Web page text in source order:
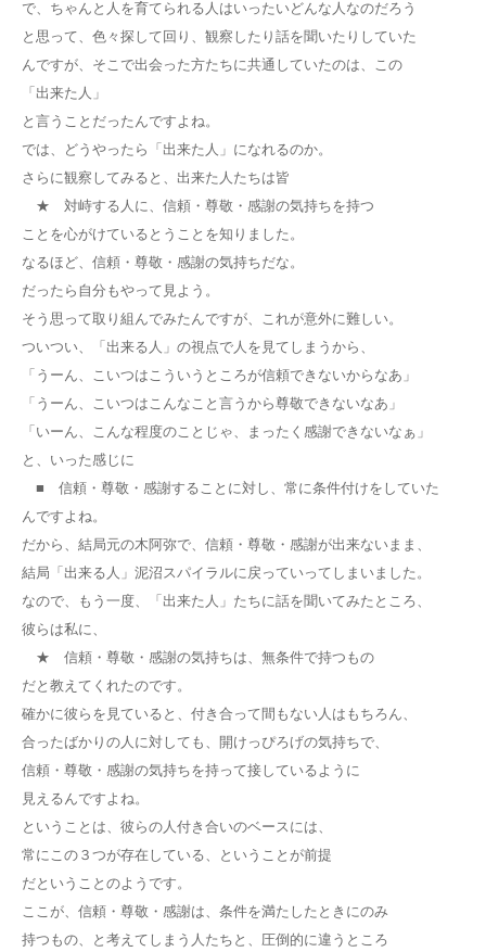
で、ちゃんと人を育てられる人はいったいどんな人なのだろう
と思って、色々探して回り、観察したり話を聞いたりしていた
んですが、そこで出会った方たちに共通していたのは、この
「出来た人」
と言うことだったんですよね。
では、どうやったら「出来た人」になれるのか。
さらに観察してみると、出来た人たちは皆
★ 対峙する人に、信頼・尊敬・感謝の気持ちを持つ
ことを心がけているとうことを知りました。
なるほど、信頼・尊敬・感謝の気持ちだな。
だったら自分もやって見よう。
そう思って取り組んでみたんですが、これが意外に難しい。
ついつい、「出来る人」の視点で人を見てしまうから、
「うーん、こいつはこういうところが信頼できないからなあ」
「うーん、こいつはこんなこと言うから尊敬できないなあ」
「いーん、こんな程度のことじゃ、まったく感謝できないなぁ」
と、いった感じに
■ 信頼・尊敬・感謝することに対し、常に条件付けをしていた
んですよね。
だから、結局元の木阿弥で、信頼・尊敬・感謝が出来ないまま、
結局「出来る人」泥沼スパイラルに戻っていってしまいました。
なので、もう一度、「出来た人」たちに話を聞いてみたところ、
彼らは私に、
★ 信頼・尊敬・感謝の気持ちは、無条件で持つもの
だと教えてくれたのです。
確かに彼らを見ていると、付き合って間もない人はもちろん、
合ったばかりの人に対しても、開けっぴろげの気持ちで、
信頼・尊敬・感謝の気持ちを持って接しているように
見えるんですよね。
ということは、彼らの人付き合いのベースには、
常にこの３つが存在している、ということが前提
だということのようです。
ここが、信頼・尊敬・感謝は、条件を満たしたときにのみ
持つもの、と考えてしまう人たちと、圧倒的に違うところ